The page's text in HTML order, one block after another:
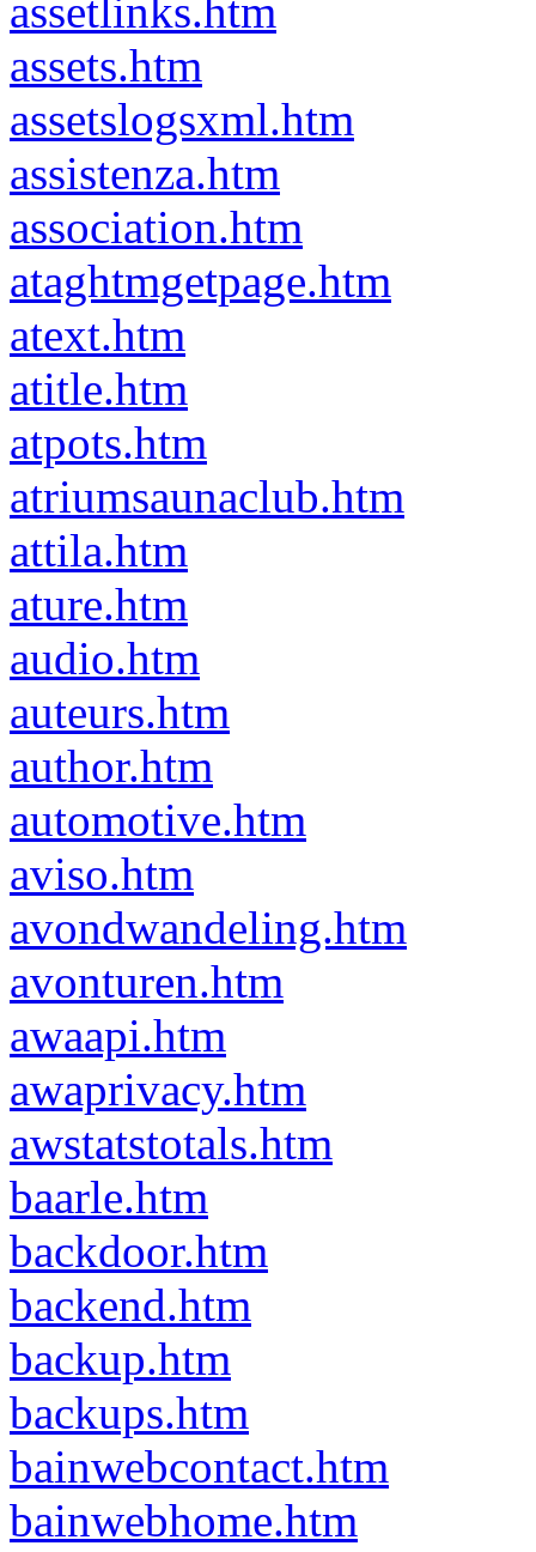
assetlinks.htm
assets.htm
assetslogsxml.htm
assistenza.htm
association.htm
ataghtmgetpage.htm
atext.htm
atitle.htm
atpots.htm
atriumsaunaclub.htm
attila.htm
ature.htm
audio.htm
auteurs.htm
author.htm
automotive.htm
aviso.htm
avondwandeling.htm
avonturen.htm
awaapi.htm
awaprivacy.htm
awstatstotals.htm
baarle.htm
backdoor.htm
backend.htm
backup.htm
backups.htm
bainwebcontact.htm
bainwebhome.htm